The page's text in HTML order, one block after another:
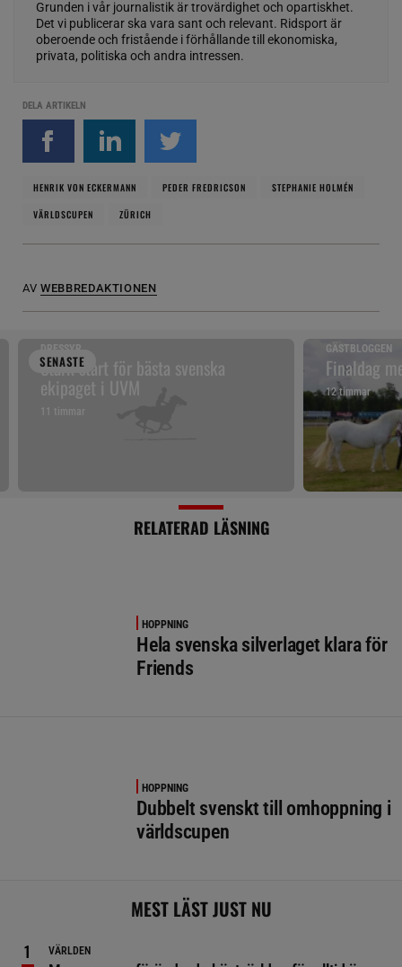
Grunden i vår journalistik är trovärdighet och opartiskhet.
Det vi publicerar ska vara sant och relevant. Ridsport är
oberoende och fristående i förhållande till ekonomiska,
privata, politiska och andra intressen.
DELA ARTIKELN
HENRIK VON ECKERMANN PEDER FREDRICSON
STEPHANIE HOLMÉN
VÄRLDSCUPEN
ZÜRICH
AV WEBBREDAKTIONEN
SENASTE
DRESSYR
Stark start för bästa svenska
ekipaget i UVM
11 timmar
GÄSTBLOGGEN
Finaldag
12 timmar
RELATERAD LÄSNING
HOPPNING
Hela svenska silverlaget klara för
Friends
HOPPNING
Dubbelt svenskt till omhoppning i
världscupen
MEST LÄST JUST NU
VÄRLDEN